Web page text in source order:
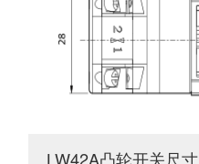
LW42A凸轮开关尺寸